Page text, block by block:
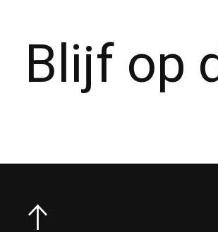
Blijf op